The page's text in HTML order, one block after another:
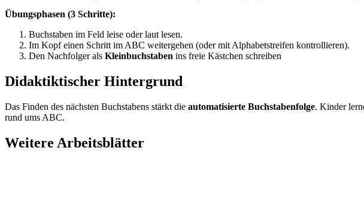
Übungsphasen (3 Schritte):
Buchstaben im Feld leise oder laut lesen.
Im Kopf einen Schritt im ABC weitergehen (oder mit Alphabetstreifen kontrollieren).
Den Nachfolger als Kleinbuchstaben ins freie Kästchen schreiben
Didaktiktischer Hintergrund
Das Finden des nächsten Buchstabens stärkt die automatisierte Buchstabenfolge. Kinder
rund ums ABC.
Weitere Arbeitsblätter